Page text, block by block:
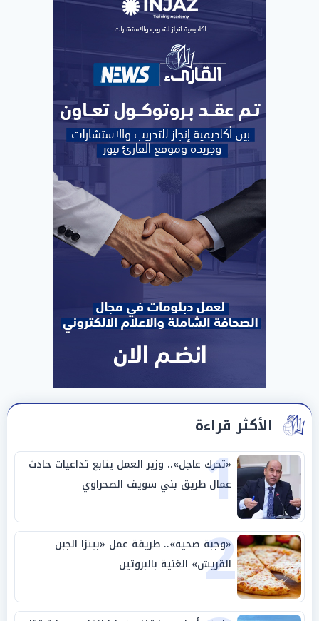
الأكثر قراءة
1
«تحرك عاجل».. وزير العمل يتابع تداعيات حادث
عمال طريق بني سويف الصحراوي
2
«وجبة صحية».. طريقة عمل «بيتزا الجبن
القريش» الغنية بالبروتين